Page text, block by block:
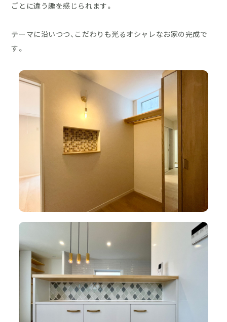
ごとに違う趣を感じられます。
テーマに沿いつつ、こだわりも光るオシャレなお家の完成で
す。